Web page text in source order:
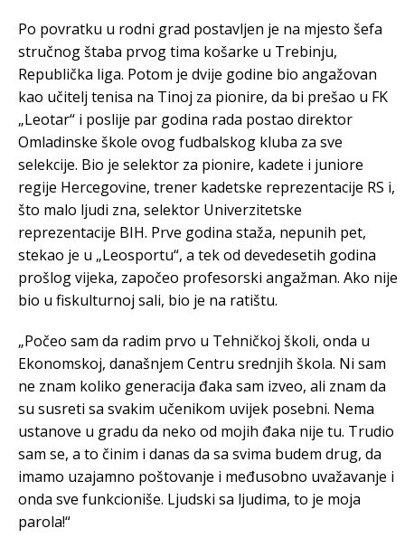
Po povratku u rodni grad postavljen je na mjesto šefa
stručnog štaba prvog tima košarke u Trebinju,
Republička liga. Potom je dvije godine bio angažovan
kao učitelj tenisa na Tinoj za pionire, da bi prešao u FK
„Leotar“ i poslije par godina rada postao direktor
Omladinske škole ovog fudbalskog kluba za sve
selekcije. Bio je selektor za pionire, kadete i juniore
regije Hercegovine, trener kadetske reprezentacije RS i,
što malo ljudi zna, selektor Univerzitetske
reprezentacije BIH. Prve godina staža, nepunih pet,
stekao je u „Leosportu“, a tek od devedesetih godina
prošlog vijeka, započeo profesorski angažman. Ako nije
bio u fiskulturnoj sali, bio je na ratištu.
„Počeo sam da radim prvo u Tehničkoj školi, onda u
Ekonomskoj, današnjem Centru srednjih škola. Ni sam
ne znam koliko generacija đaka sam izveo, ali znam da
su susreti sa svakim učenikom uvijek posebni. Nema
ustanove u gradu da neko od mojih đaka nije tu. Trudio
sam se, a to činim i danas da sa svima budem drug, da
imamo uzajamno poštovanje i međusobno uvažavanje i
onda sve funkcioniše. Ljudski sa ljudima, to je moja
parola!“